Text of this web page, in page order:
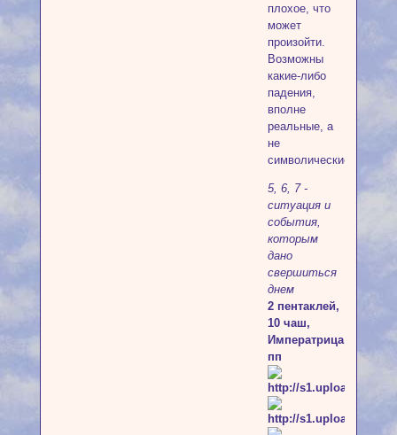
плохое, что
может
произойти.
Возможны
какие-либо
падения,
вполне
реальные, а
не
символические.
5, 6, 7 -
ситуация и
события,
которым
дано
свершиться
днем
2 пентаклей,
10 чаш,
Императрица
пп